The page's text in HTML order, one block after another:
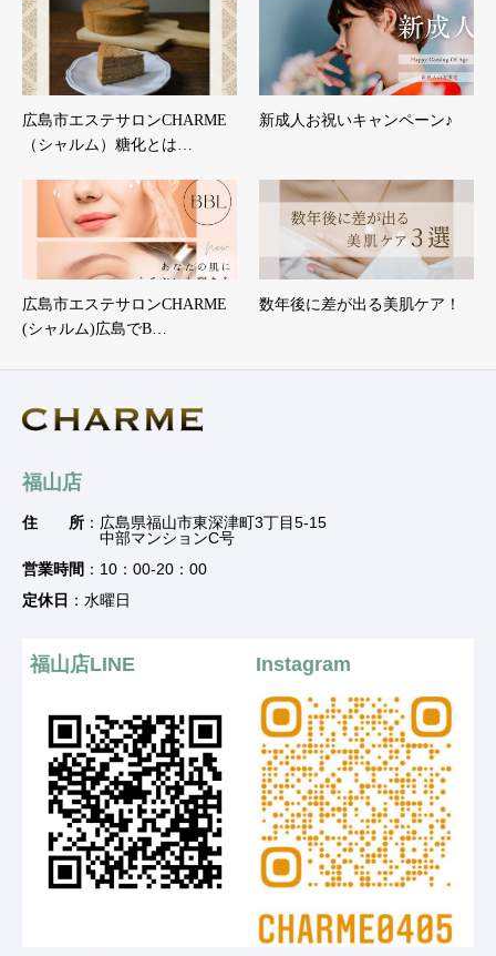
広島市エステサロンCHARME
（シャルム）糖化とは…
新成人お祝いキャンペーン♪
広島市エステサロンCHARME
(シャルム)広島でB…
数年後に差が出る美肌ケア！
福山店
住 所 ：広島県福山市東深津町3丁目5-15
中部マンションC号
営業時間 ：10：00-20：00
定休日 ：水曜日
福山店LINE Instagram